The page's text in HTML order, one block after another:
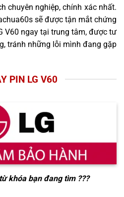
chuyên nghiệp, chính xác nhất.
sẽ được tận mắt chứng
V60 ngay tại trung tâm, được tư
tránh những lỗi mình đang gặp
PIN LG V60
khóa bạn đang tìm ???